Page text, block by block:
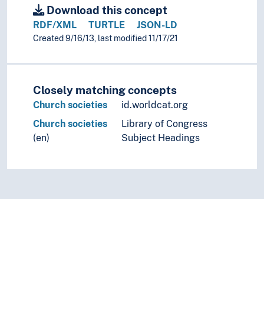
Download this concept
RDF/XML TURTLE JSON-LD
Created 9/16/13, last modified 11/17/21
Closely matching concepts
Church societies
id.worldcat.org
Church societies
(en)
Library of Congress
Subject Headings